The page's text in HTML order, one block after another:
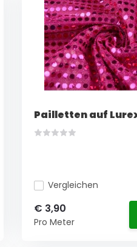
Pailletten auf
Vergleichen
€ 3,90
Pro Meter